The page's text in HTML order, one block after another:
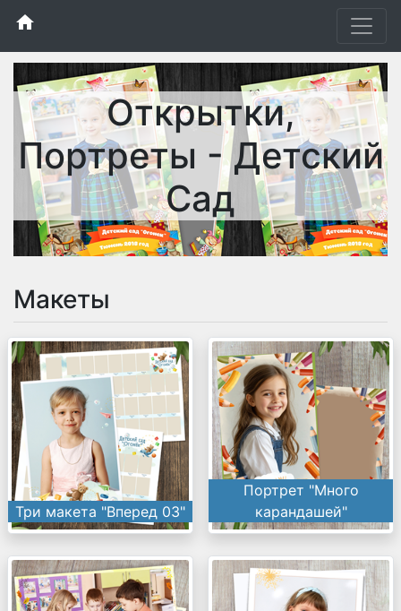
home
Открытки,
Портреты - Детский
Сад
Макеты
Три макета "Вперед 03"
Портрет "Много
карандашей"